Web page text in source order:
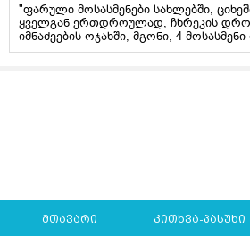
"ფარული მოსასმენები სახლებში,
ყველგან ერთდროულად, ჩხრეკის
იმნაძეების ოჯახში, მგონი, 4
მთავარი კითხვა-პასუხი